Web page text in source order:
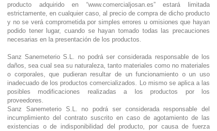
producto adquirido en “www.comercialjosan.es” estará limitada
estrictamente, en cualquier caso, al precio de compra de dicho producto
y no se verá comprometida por simples errores u omisiones que hayan
podido tener lugar, cuando se hayan tomado todas las precauciones
necesarias en la presentación de los productos.
Sanz Sanemeterio S.L. no podrá ser considerada responsable de los
daños, sea cual sea su naturaleza, tanto materiales como no materiales
o corporales, que pudieran resultar de un funcionamiento o un uso
inadecuado de los productos comercializados. Lo mismo se aplica a las
posibles modificaciones realizadas a los productos por los
proveedores.
Sanz Sanemeterio S.L. no podrá ser considerada responsable del
incumplimiento del contrato suscrito en caso de agotamiento de las
existencias o de indisponibilidad del producto, por causa de fuerza